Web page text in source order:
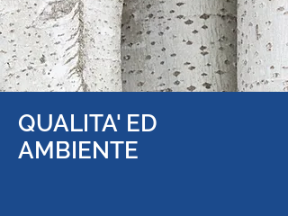
QUALITA' ED
AMBIENTE